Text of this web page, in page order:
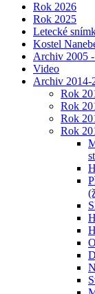
Rok 2026
Rok 2025
Letecké
Kostel
Archiv 2005
Video
Archiv 2014-
Rok
Rok
Rok
Rok